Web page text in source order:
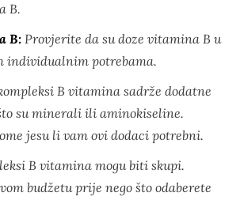
B.
B: Provjerite da su doze vitamina B u
individualnim potrebama.
B vitamina sadrže dodatne
su minerali ili aminokiseline.
jesu li vam ovi dodaci potrebni.
B vitamina mogu biti skupi.
budžetu prije nego što odaberete